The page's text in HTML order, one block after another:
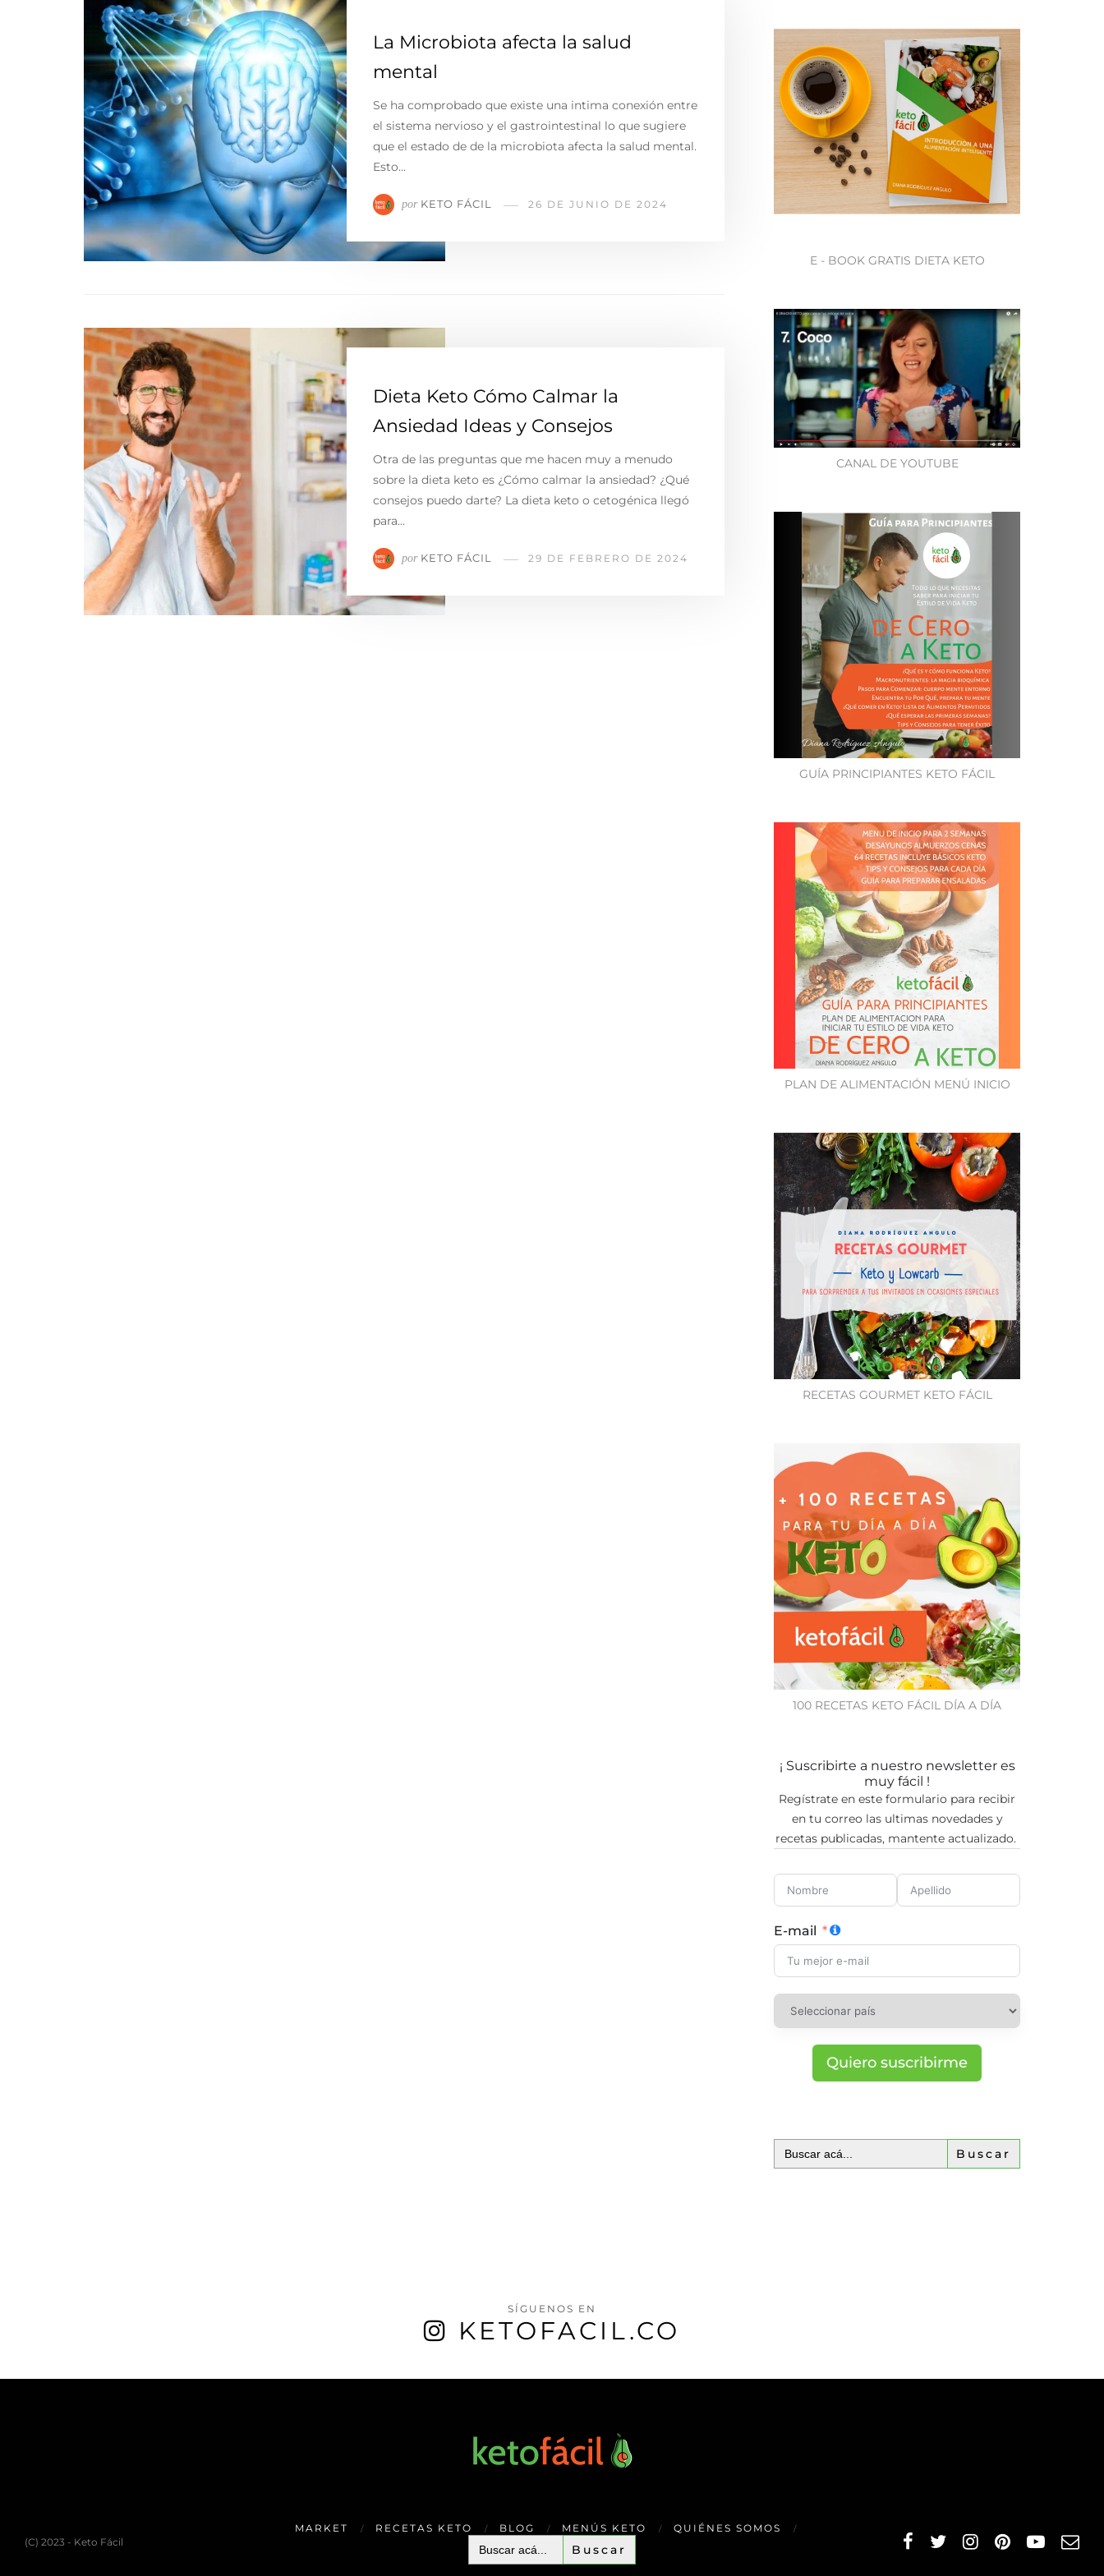
La Microbiota afecta la salud
mental
Se ha comprobado que existe una intima conexión entre
el sistema nervioso y el gastrointestinal lo que sugiere
que el estado de de la microbiota afecta la salud mental.
Esto…
por KETO FÁCIL 26 DE JUNIO DE 2024
Dieta Keto Cómo Calmar la
Ansiedad Ideas y Consejos
Otra de las preguntas que me hacen muy a menudo
sobre la dieta keto es ¿Cómo calmar la ansiedad? ¿Qué
consejos puedo darte? La dieta keto o cetogénica llegó
para…
por KETO FÁCIL 29 DE FEBRERO DE 2024
E - BOOK GRATIS DIETA KETO
CANAL DE YOUTUBE
GUÍA PRINCIPIANTES KETO FÁCIL
PLAN DE ALIMENTACIÓN MENÚ INICIO
RECETAS GOURMET KETO FÁCIL
100 RECETAS KETO FÁCIL DÍA A DÍA
¡ Suscribirte a nuestro newsletter es
muy fácil !
Regístrate en este formulario para recibir
en tu correo las ultimas novedades y
recetas publicadas, mantente actualizado.
E-mail
Quiero suscribirme
Buscar:
SÍGUENOS EN
KETOFACIL.CO
(C) 2023 - Keto Fácil
MARKET RECETAS KETO BLOG MENÚS KETO QUIÉNES SOMOS
Buscar: